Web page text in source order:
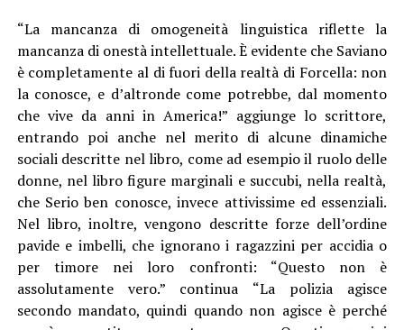
“La mancanza di omogeneità linguistica riflette la
mancanza di onestà intellettuale. È evidente che Saviano
è completamente al di fuori della realtà di Forcella: non
la conosce, e d’altronde come potrebbe, dal momento
che vive da anni in America!” aggiunge lo scrittore,
entrando poi anche nel merito di alcune dinamiche
sociali descritte nel libro, come ad esempio il ruolo delle
donne, nel libro figure marginali e succubi, nella realtà,
che Serio ben conosce, invece attivissime ed essenziali.
Nel libro, inoltre, vengono descritte forze dell’ordine
pavide e imbelli, che ignorano i ragazzini per accidia o
per timore nei loro confronti: “Questo non è
assolutamente vero.” continua “La polizia agisce
secondo mandato, quindi quando non agisce è perché